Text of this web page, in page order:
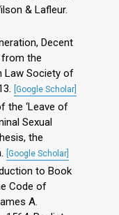
& Lafleur.
Decent
from the
Law Society of
[Google Scholar]
the ‘Leave of
Sexual
the
[Google Scholar]
to Book
Code of
A.